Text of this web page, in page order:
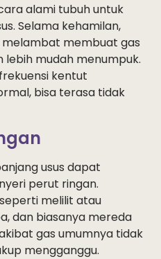
alami tubuh untuk
Selama kehamilan,
membuat gas
mudah menumpuk.
kentut
bisa terasa tidak
usus dapat
perut ringan.
melilit atau
dan biasanya mereda
gas umumnya tidak
mengganggu.